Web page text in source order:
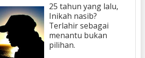
25 tahun yang lalu,
Inikah nasib?
Terlahir sebagai
menantu bukan
pilihan.